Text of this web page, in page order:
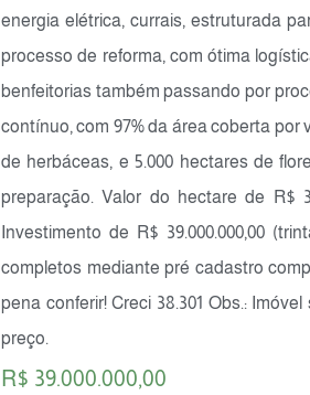
energia elétrica, currais, estruturada
processo de reforma, com ótima
benfeitorias também passando por
contínuo, com 97% da área coberta
de herbáceas, e 5.000 hectares de
preparação. Valor do hectare de R$
Investimento de R$ 39.000.000,00
completos mediante pré cadastro
pena conferir! Creci 38.301 Obs.:
preço.
R$ 39.000.000,00